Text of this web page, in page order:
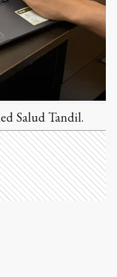
Salud Tandil.